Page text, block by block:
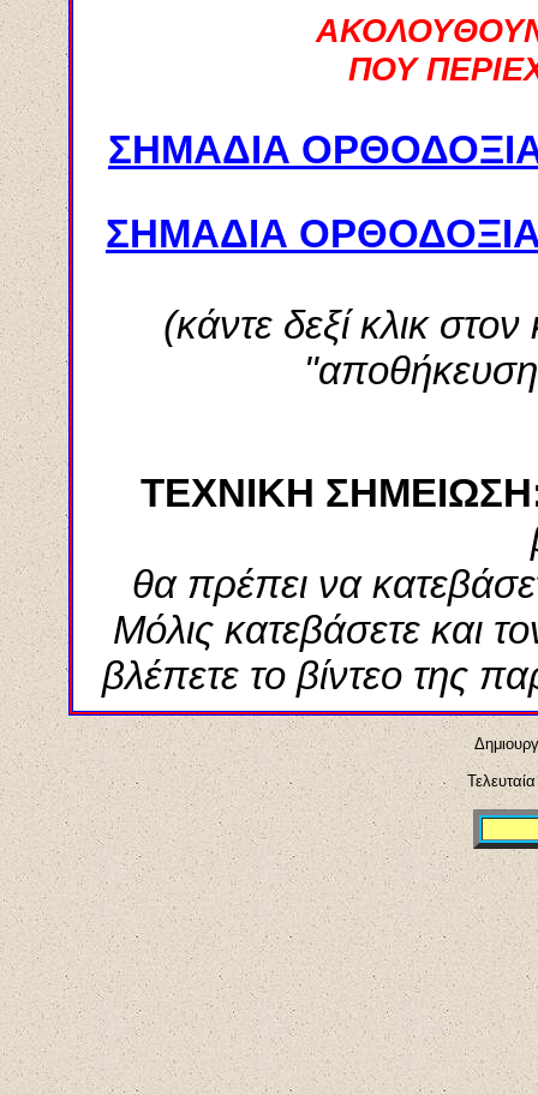
ΠΟΥ
ΣΗΜΑΔΙΑ
ΣΗΜΑΔΙΑ
(κάντε δεξί κλικ στον
ΤΕΧΝΙΚΗ
θα πρέπει να
Μόλις κατεβάσετε και
βλέπετε το βίντεο της